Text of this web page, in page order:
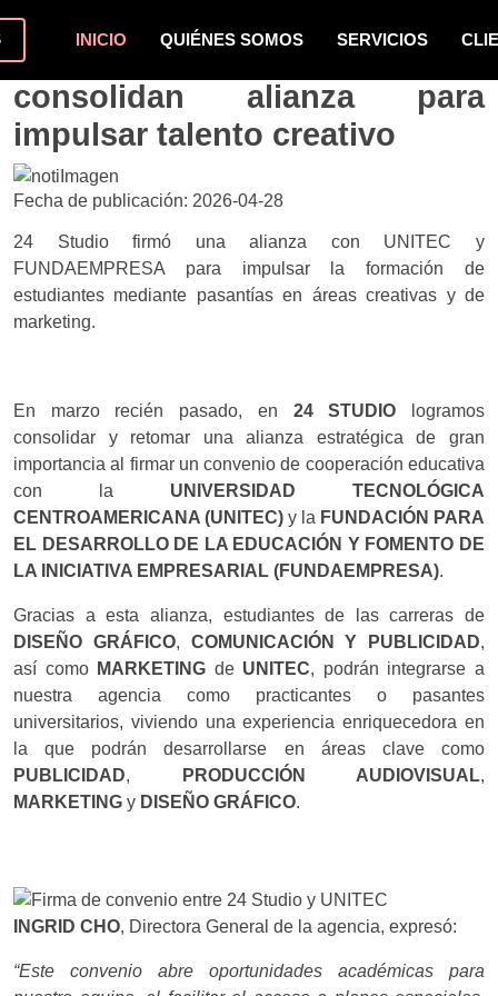
INICIO QUIÉNES SOMOS SERVICIOS
24 Studio y UNITEC
consolidan alianza para
impulsar talento creativo
Fecha de publicación: 2026-04-28
24 Studio firmó una alianza con UNITEC y
FUNDAEMPRESA para impulsar la formación de
estudiantes mediante pasantías en áreas creativas y de
marketing.
En marzo recién pasado, en 24 STUDIO logramos
consolidar y retomar una alianza estratégica de gran
importancia al firmar un convenio de cooperación educativa
con la UNIVERSIDAD TECNOLÓGICA
CENTROAMERICANA (UNITEC) y la FUNDACIÓN PARA
EL DESARROLLO DE LA EDUCACIÓN Y FOMENTO DE
LA INICIATIVA EMPRESARIAL (FUNDAEMPRESA).
Gracias a esta alianza, estudiantes de las carreras de
DISEÑO GRÁFICO, COMUNICACIÓN Y PUBLICIDAD,
así como MARKETING de UNITEC, podrán integrarse a
nuestra agencia como practicantes o pasantes
universitarios, viviendo una experiencia enriquecedora en
la que podrán desarrollarse en áreas clave como
PUBLICIDAD, PRODUCCIÓN AUDIOVISUAL,
MARKETING y DISEÑO GRÁFICO.
INGRID CHO, Directora General de la agencia, expresó:
“Este convenio abre oportunidades académicas para